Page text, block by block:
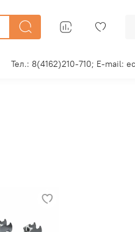
Тел.: 8(4162)210-710; E-mail: